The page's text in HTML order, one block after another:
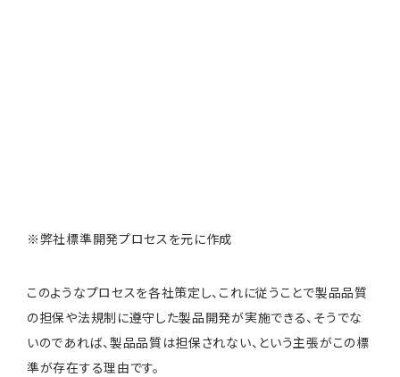
※弊社標準開発プロセスを元に作成
このようなプロセスを各社策定し、これに従うことで製品品質
の担保や法規制に遵守した製品開発が実施できる、そうでな
いのであれば、製品品質は担保されない、という主張がこの標
準が存在する理由です。